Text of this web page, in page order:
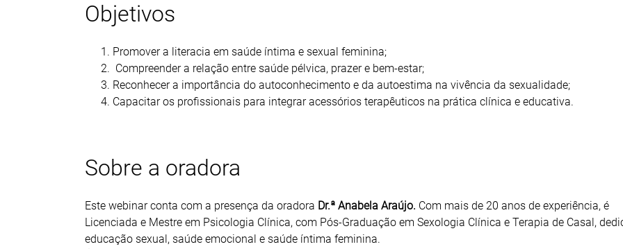
Objetivos
Promover a literacia em saúde íntima e sexual feminina;
Compreender a relação entre saúde pélvica, prazer e bem-estar;
Reconhecer a importância do autoconhecimento e da autoestima na vivência da sexualidade;
Capacitar os profissionais para integrar acessórios terapêuticos na prática clínica e educativa.
Sobre a oradora
Este webinar conta com a presença da oradora Dr.ª Anabela Araújo. Com mais de 20 anos de experiência, é
Licenciada e Mestre em Psicologia Clínica, com Pós-Graduação em Sexologia Clínica e Terapia de Casal,
educação sexual, saúde emocional e saúde íntima feminina.